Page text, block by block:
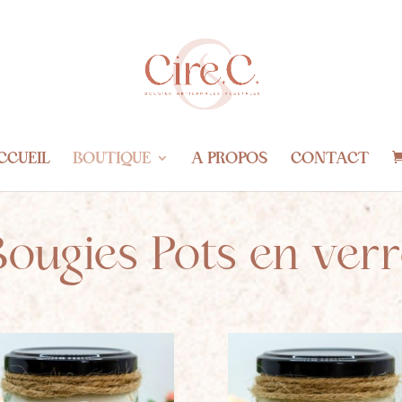
BOUTIQUE A PROPOS CONTACT
Pots en